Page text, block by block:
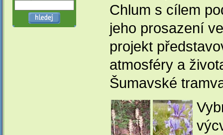
Chlum s cílem
jeho prosazení
projekt
atmosféry a
Šumavské